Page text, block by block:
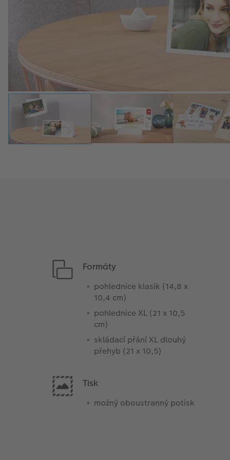
Formáty
pohlednice klasik (14,8 x
10,4 cm)
pohlednice XL (21 x 10,5
cm)
skládací přání XL dlouhý
přehyb (21 x 10,5)
Tisk
možný oboustranný potisk